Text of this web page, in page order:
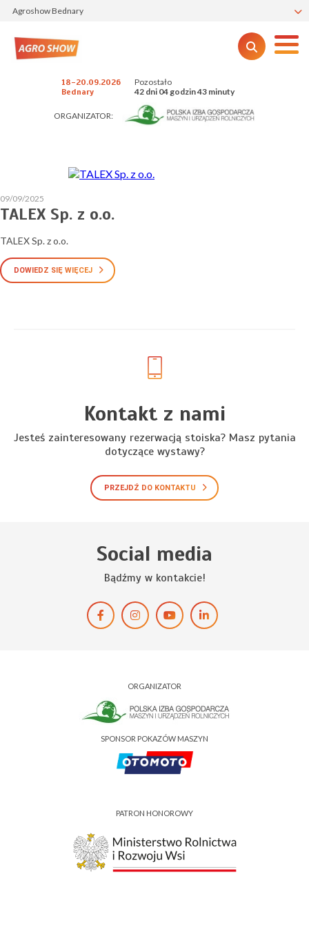
Agroshow Bednary
18-20.09.2026
Bednary
Pozostało
42 dni 04 godzin 43 minuty
ORGANIZATOR:
09/09/2025
TALEX Sp. z o.o.
TALEX Sp. z o.o.
DOWIEDZ SIĘ WIĘCEJ
Kontakt z nami
Jesteś zainteresowany rezerwacją stoiska? Masz pytania
dotyczące wystawy?
PRZEJDŹ DO KONTAKTU
Social media
Bądźmy w kontakcie!
ORGANIZATOR
SPONSOR POKAZÓW MASZYN
PATRON HONOROWY